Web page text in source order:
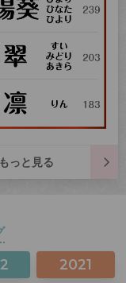
っと見る
2021